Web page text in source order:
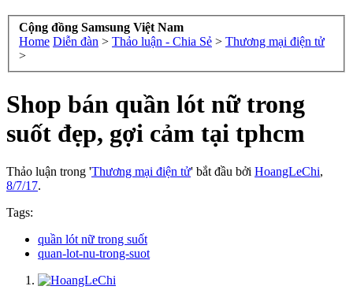
Cộng đồng Samsung Việt Nam
Home Diễn đàn > Thảo luận - Chia Sẻ > Thương mại điện tử
>
Shop bán quần lót nữ trong
suốt đẹp, gợi cảm tại tphcm
Thảo luận trong 'Thương mại điện tử' bắt đầu bởi HoangLeChi,
8/7/17.
Tags:
quần lót nữ trong suốt
quan-lot-nu-trong-suot